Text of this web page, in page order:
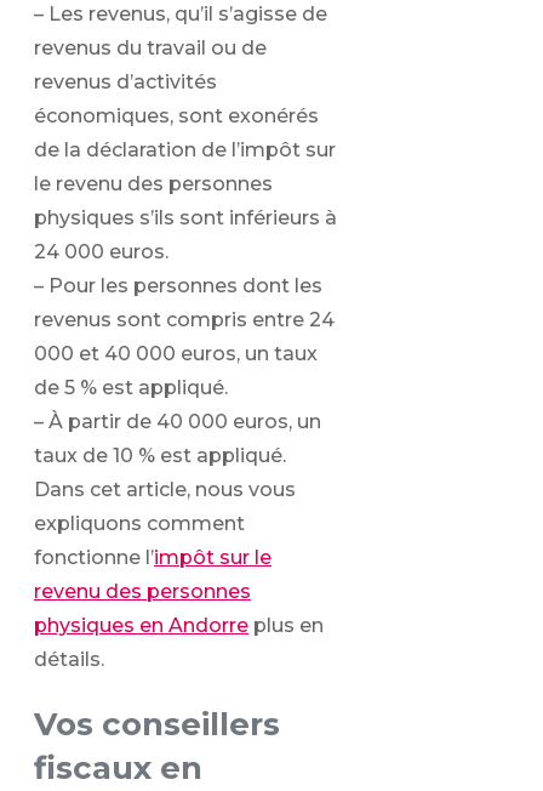
– Les revenus, qu’il s’agisse de
revenus du travail ou de
revenus d’activités
économiques, sont exonérés
de la déclaration de l’impôt sur
le revenu des personnes
physiques s’ils sont inférieurs à
24 000 euros.
– Pour les personnes dont les
revenus sont compris entre 24
000 et 40 000 euros, un taux
de 5 % est appliqué.
– À partir de 40 000 euros, un
taux de 10 % est appliqué.
Dans cet article, nous vous
expliquons comment
fonctionne l’impôt sur le
revenu des personnes
physiques en Andorre plus en
détails.
Vos conseillers
fiscaux en